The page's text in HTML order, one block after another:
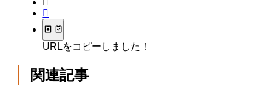
URLをコピーしました！
関連記事